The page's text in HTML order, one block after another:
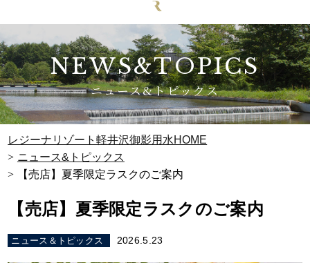
NEWS&TOPICS
ニュース&トピックス
レジーナリゾート軽井沢御影用水HOME
ニュース&トピックス
【売店】夏季限定ラスクのご案内
【売店】夏季限定ラスクのご案内
ニュース＆トピックス 2026.5.23